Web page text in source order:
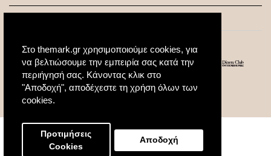
Στο themark.gr χρησιμοποιούμε cookies, για
να βελτιώσουμε την εμπειρία σας κατά την
περιήγησή σας. Κάνοντας κλικ στο
"Αποδοχή", αποδέχεστε τη χρήση όλων των
cookies.
Προτιμήσεις
Cookies
Αποδοχή
© 2020 All Rights Reserved. Created by